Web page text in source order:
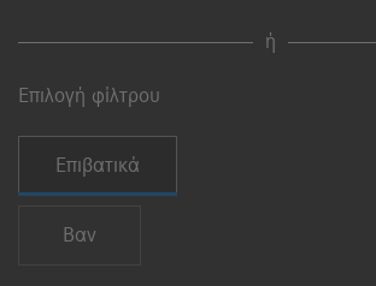
ή
Επιλογή φίλτρου
Επιλογή είδους οχήματος
Επιβατικά
Βαν